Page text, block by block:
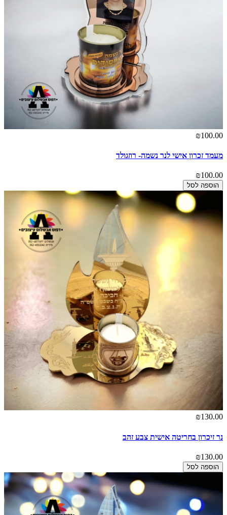
₪100.00
מעמד זכרון אישי לנר נשמה- רוזגולד
₪100.00
הוספה לסל
₪130.00
נר זיכרון בחריטה אישית צבע זהב
₪130.00
הוספה לסל